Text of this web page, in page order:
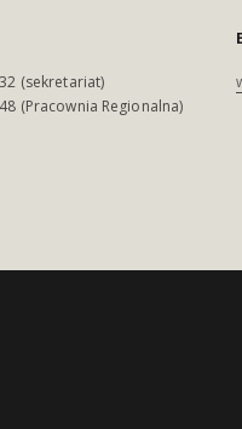
(sekretariat)
(Pracownia Regionalna)